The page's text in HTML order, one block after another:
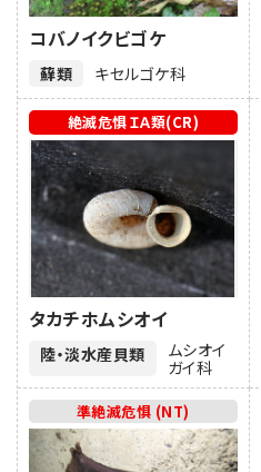
蘚類
コバノイクビゴケ
キセルゴケ科
陸・淡水産貝類
タカチホムシオイ
ムシオイ
ガイ科
絶滅危惧ＩＡ類(CR)
準絶滅危惧 (NT)